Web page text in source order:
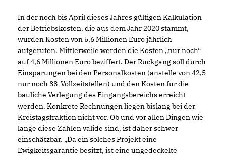
In der noch bis April dieses Jahres gültigen Kalkulation
der Betriebskosten, die aus dem Jahr 2020 stammt,
wurden Kosten von 5,6 Millionen Euro jährlich
aufgerufen. Mittlerweile werden die Kosten „nur noch“
auf 4,6 Millionen Euro beziffert. Der Rückgang soll durch
Einsparungen bei den Personalkosten (anstelle von 42,5
nur noch 38 Vollzeitstellen) und den Kosten für die
bauliche Verlegung des Eingangsbereichs erreicht
werden. Konkrete Rechnungen liegen bislang bei der
Kreistagsfraktion nicht vor. Ob und vor allen Dingen wie
lange diese Zahlen valide sind, ist daher schwer
einschätzbar. „Da ein solches Projekt eine
Ewigkeitsgarantie besitzt, ist eine ungedeckelte